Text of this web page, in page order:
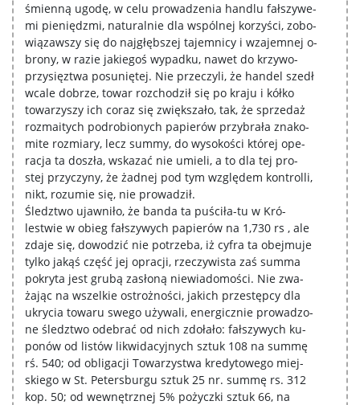
śmienną ugodę, w celu prowadzenia handlu fałszywe-
mi pieniędzmi, naturalnie dla wspólnej korzyści, zobo-
wiązawszy się do najgłębszej tajemnicy i wzajemnej o-
brony, w razie jakiegoś wypadku, nawet do krzywo-
przysięztwa posuniętej. Nie przeczyli, że handel szedł
wcale dobrze, towar rozchodził się po kraju i kółko
towarzyszy ich coraz się zwiększało, tak, że sprzedaż
rozmaitych podrobionych papierów przybrała znako-
mite rozmiary, lecz summy, do wysokości której ope-
racja ta doszła, wskazać nie umieli, a to dla tej pro-
stej przyczyny, że żadnej pod tym względem kontrolli,
nikt, rozumie się, nie prowadził.
Śledztwo ujawniło, że banda ta puściła-tu w Kró-
lestwie w obieg fałszywych papierów na 1,730 rs , ale
zdaje się, dowodzić nie potrzeba, iż cyfra ta obejmuje
tylko jakąś część jej opracji, rzeczywista zaś summa
pokryta jest grubą zasłoną niewiadomości. Nie zwa-
żając na wszelkie ostrożności, jakich przestępcy dla
ukrycia towaru swego używali, energicznie prowadzo-
ne śledztwo odebrać od nich zdołało: fałszywych ku-
ponów od listów likwidacyjnych sztuk 108 na summę
rś. 540; od obligacji Towarzystwa kredytowego miej-
skiego w St. Petersburgu sztuk 25 nr. summę rs. 312
kop. 50; od wewnętrznej 5% pożyczki sztuk 66, na